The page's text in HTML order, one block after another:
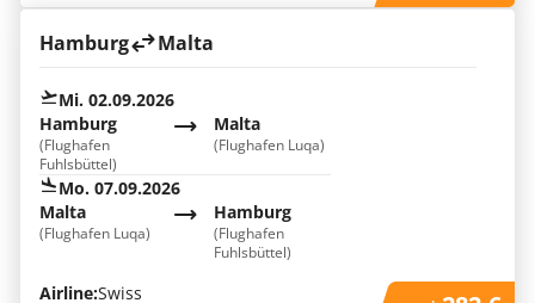
Hamburg Malta
Mi. 02.09.2026
Hamburg
(Flughafen
Fuhlsbüttel)
Malta
(Flughafen Luqa)
Mo. 07.09.2026
Hamburg
(Flughafen
Fuhlsbüttel)
Malta
(Flughafen Luqa)
Airline:Swiss